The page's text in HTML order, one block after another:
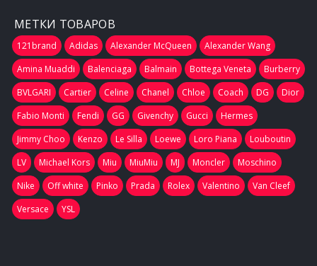
МЕТКИ ТОВАРОВ
121brand Adidas Alexander McQueen
Alexander Wang
Amina Muaddi
Balenciaga Balmain Bottega Veneta
Burberry
BVLGARI
Cartier Celine Chanel Chloe Coach DG
Dior
Fabio Monti
Fendi GG Givenchy Gucci
Hermes
Jimmy Choo
Kenzo Le Silla Loewe Loro Piana
Louboutin
LV
Michael Kors Miu MiuMiu MJ Moncler
Moschino
Nike
Off white Pinko Prada Rolex Valentino
Van Cleef
Versace
YSL